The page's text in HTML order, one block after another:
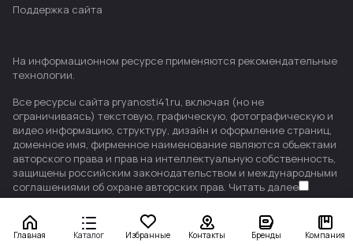
Главная Каталог Избранные Контакты Бренды Компания
Поддержка сайта
На информационном ресурсе применяются рекомендательные
технологии.
Все ресурсы сайта pryanosti41.ru, включая (но не
ограничиваясь) текстовую, графическую, фотографическую и
видео информацию, структуру, дизайн и оформление страниц,
доменное имя, фирменное наименование являются объектами
авторского права и прав на интеллектуальную собственность,
защищены российским законодательством и международными
соглашениями об охране авторских прав. Читать далее